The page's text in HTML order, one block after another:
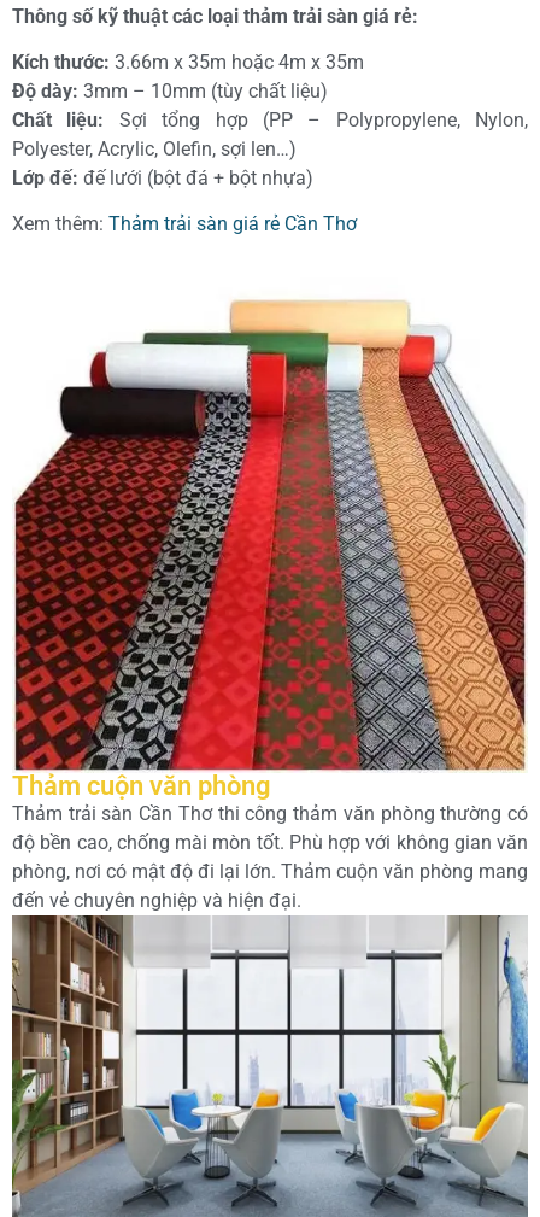
Thông số kỹ thuật các loại thảm trải sàn giá rẻ:
Kích thước: 3.66m x 35m hoặc 4m x 35m
Độ dày: 3mm – 10mm (tùy chất liệu)
Chất liệu: Sợi tổng hợp (PP – Polypropylene, Nylon,
Polyester, Acrylic, Olefin, sợi len…)
Lớp đế: đế lưới (bột đá + bột nhựa)
Xem thêm: Thảm trải sàn giá rẻ Cần Thơ
Thảm cuộn văn phòng
Thảm trải sàn Cần Thơ thi công thảm văn phòng thường có
độ bền cao, chống mài mòn tốt. Phù hợp với không gian văn
phòng, nơi có mật độ đi lại lớn. Thảm cuộn văn phòng mang
đến vẻ chuyên nghiệp và hiện đại.